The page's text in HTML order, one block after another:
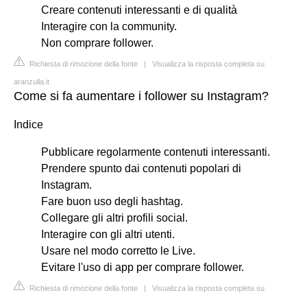
Creare contenuti interessanti e di qualità
Interagire con la community.
Non comprare follower.
Richiesta di rimozione della fonte | Visualizza la risposta completa su
aranzulla.it
Come si fa aumentare i follower su Instagram?
Indice
Pubblicare regolarmente contenuti interessanti.
Prendere spunto dai contenuti popolari di
Instagram.
Fare buon uso degli hashtag.
Collegare gli altri profili social.
Interagire con gli altri utenti.
Usare nel modo corretto le Live.
Evitare l'uso di app per comprare follower.
Richiesta di rimozione della fonte | Visualizza la risposta completa su